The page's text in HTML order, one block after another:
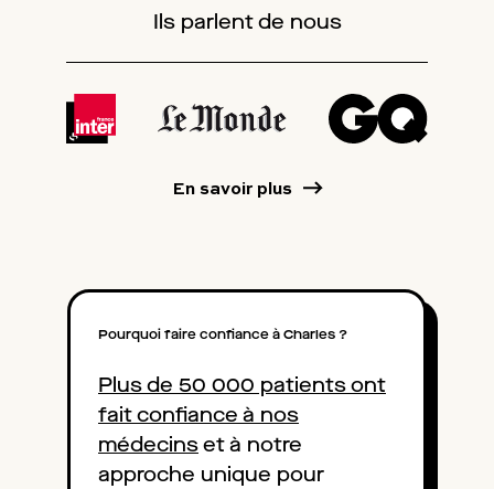
Ils parlent de nous
En savoir plus
Pourquoi faire confiance à Charles ?
Plus de 50 000 patients ont
fait confiance à nos
médecinset à notre
approche unique pour